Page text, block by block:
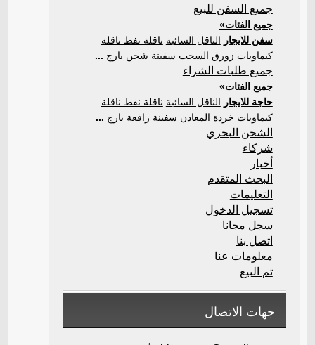
جميع السفن للبيع
جميع الفئات»
سفن للايجار الناقل السائبة ناقلة نفط ناقلة
كيماويات زورق السحب سفينة شحن بارج ...
جميع طلبات الشراء
جميع الفئات»
حاجة للايجار الناقل السائبة ناقلة نفط ناقلة
كيماويات خردة المعادن سفينة رافعة بارج ...
الشحن البحري
شركاء
أخبار
البحث المتقدم
التعليمات
تسجيل الدخول
سجل مجانا
اتصل بنا
معلومات عنا
تم البيع
جهات الاتصال